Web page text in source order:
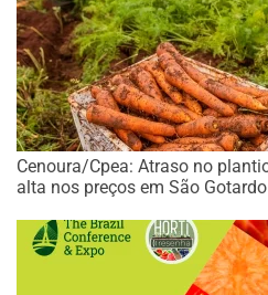
Cenoura/Cpea: Atraso no
alta nos preços em São Gotardo